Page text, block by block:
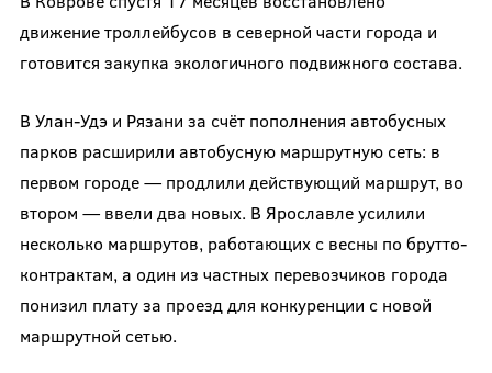
движение троллейбусов в северной части города и
готовится закупка экологичного подвижного состава.
В Улан-Удэ и Рязани за счёт пополнения автобусных
парков расширили автобусную маршрутную сеть: в
первом городе — продлили действующий маршрут, во
втором — ввели два новых. В Ярославле усилили
несколько маршрутов, работающих с весны по брутто-
контрактам, а один из частных перевозчиков города
понизил плату за проезд для конкуренции с новой
маршрутной сетью.